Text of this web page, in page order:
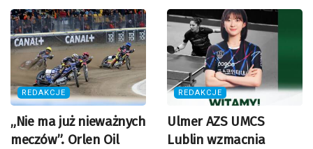
REDAKCJE
„Nie ma już nieważnych
meczów”. Orlen Oil
REDAKCJE
Ulmer AZS UMCS
Lublin wzmacnia